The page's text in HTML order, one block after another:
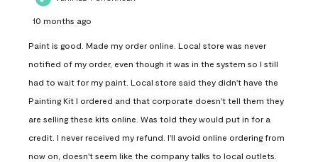
10 months ago
Paint is good. Made my order online. Local store was never
notified of my order, even though it was in the system so I still
had to wait for my paint. Local store said they didn't have the
Painting Kit I ordered and that corporate doesn't tell them they
are selling these kits online. Was told they would put in for a
credit. I never received my refund. I'll avoid online ordering from
now on, doesn't seem like the company talks to local outlets.